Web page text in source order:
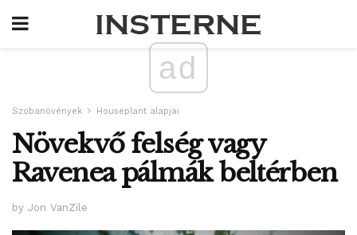
ad
Szobanövények Houseplant alapjai
Növekvő felség vagy
Ravenea pálmák beltérben
by Jon VanZile